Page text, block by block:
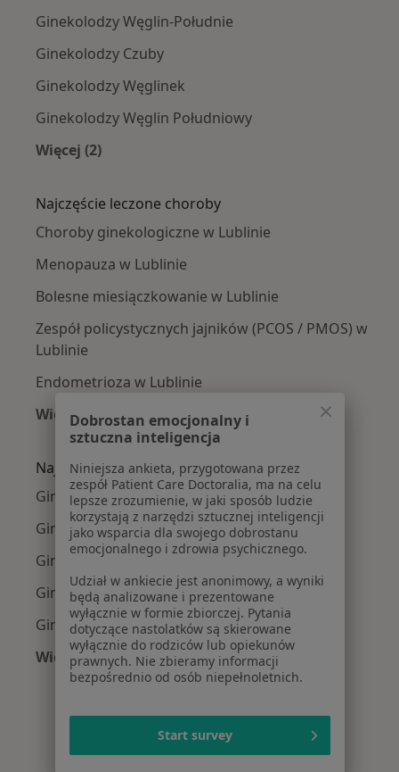
Ginekolodzy Węglin-Południe
Ginekolodzy Czuby
Ginekolodzy Węglinek
Ginekolodzy Węglin Południowy
Więcej (2)
Najczęście leczone choroby
Choroby ginekologiczne w Lublinie
Menopauza w Lublinie
Bolesne miesiączkowanie w Lublinie
Zespół policystycznych jajników (PCOS / PMOS) w
Lublinie
Endometrioza w Lublinie
Więcej (15)
Więcej w kategorii: Najczęście leczone
Najpopularniejsze ubezpieczenia
Ginekolodzy z PZU Zdrowie w Lublinie
Ginekolodzy z POLMED w Lublinie
Ginekolodzy z Medicover w Lublinie
Ginekolodzy z Enel-med w Lublinie
Ginekolodzy z Compensa w Lublinie
Więcej (5)
Więcej w kategorii: Najpopularniejsze
Dobrostan emocjonalny i
sztuczna inteligencja
Niniejsza ankieta, przygotowana przez
zespół Patient Care Doctoralia, ma na celu
lepsze zrozumienie, w jaki sposób ludzie
korzystają z narzędzi sztucznej inteligencji
jako wsparcia dla swojego dobrostanu
emocjonalnego i zdrowia psychicznego.
Udział w ankiecie jest anonimowy, a wyniki
będą analizowane i prezentowane
wyłącznie w formie zbiorczej. Pytania
dotyczące nastolatków są skierowane
wyłącznie do rodziców lub opiekunów
prawnych. Nie zbieramy informacji
bezpośrednio od osób niepełnoletnich.
Start survey